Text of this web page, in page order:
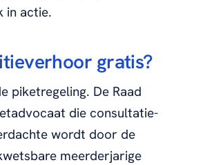
in actie.
gratis?
piketregeling. De Raad
die consultatie-
wordt door de
meerderjarige